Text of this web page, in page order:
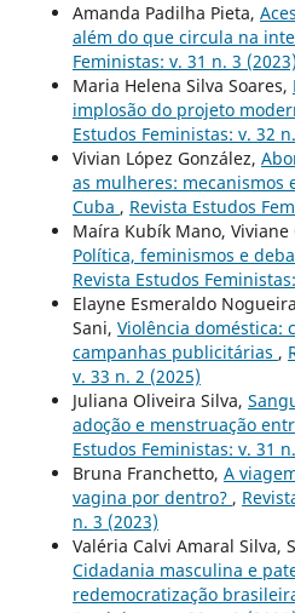
Amanda Padilha Pieta,
além do que circula na
Feministas: v. 31 n. 3 (2023)
Maria Helena Silva Soares,
implosão do projeto
Estudos Feministas: v. 32
Vivian López González,
as mulheres: mecanismos
Cuba , Revista Estudos
Maíra Kubík Mano, Viviane
Política, feminismos e
Revista Estudos
Elayne Esmeraldo
Sani, Violência doméstica:
campanhas publicitárias ,
v. 33 n. 2 (2025)
Juliana Oliveira Silva,
adoção e menstruação
Estudos Feministas: v. 31
Bruna Franchetto, A
vagina por dentro? ,
n. 3 (2023)
Valéria Calvi Amaral Silva,
Cidadania masculina e
redemocratização